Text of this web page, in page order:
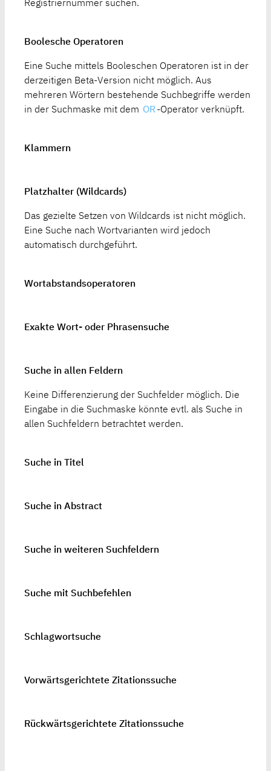
Registriernummer suchen.
Boolesche Operatoren
Eine Suche mittels Booleschen Operatoren ist in der
derzeitigen Beta-Version nicht möglich. Aus
mehreren Wörtern bestehende Suchbegriffe werden
in der Suchmaske mit dem OR -Operator verknüpft.
Klammern
Platzhalter (Wildcards)
Das gezielte Setzen von Wildcards ist nicht möglich.
Eine Suche nach Wortvarianten wird jedoch
automatisch durchgeführt.
Wortabstandsoperatoren
Exakte Wort- oder Phrasensuche
Suche in allen Feldern
Keine Differenzierung der Suchfelder möglich. Die
Eingabe in die Suchmaske könnte evtl. als Suche in
allen Suchfeldern betrachtet werden.
Suche in Titel
Suche in Abstract
Suche in weiteren Suchfeldern
Suche mit Suchbefehlen
Schlagwortsuche
Vorwärtsgerichtete Zitationssuche
Rückwärtsgerichtete Zitationssuche